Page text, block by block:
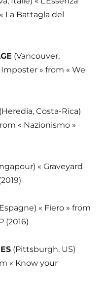
La Battagla del
(Vancouver,
» from « We
(Heredia, Costa-Rica)
« Nazionismo »
« Graveyard
« Fiero » from
(2016)
(Pittsburgh, US)
« Know your